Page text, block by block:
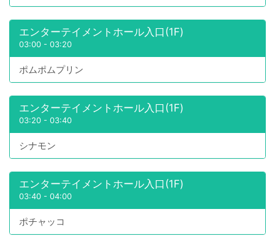
エンターテイメントホール入口(1F)
03:00 - 03:20
ポムポムプリン
エンターテイメントホール入口(1F)
03:20 - 03:40
シナモン
エンターテイメントホール入口(1F)
03:40 - 04:00
ポチャッコ